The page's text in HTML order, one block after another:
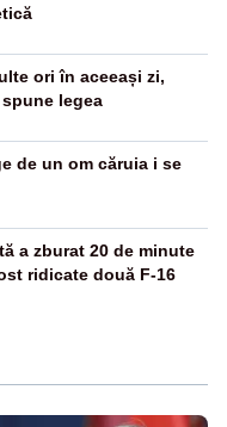
ori în aceeași zi,
legea
de un om căruia i se
a zburat 20 de minute
ridicate două F-16